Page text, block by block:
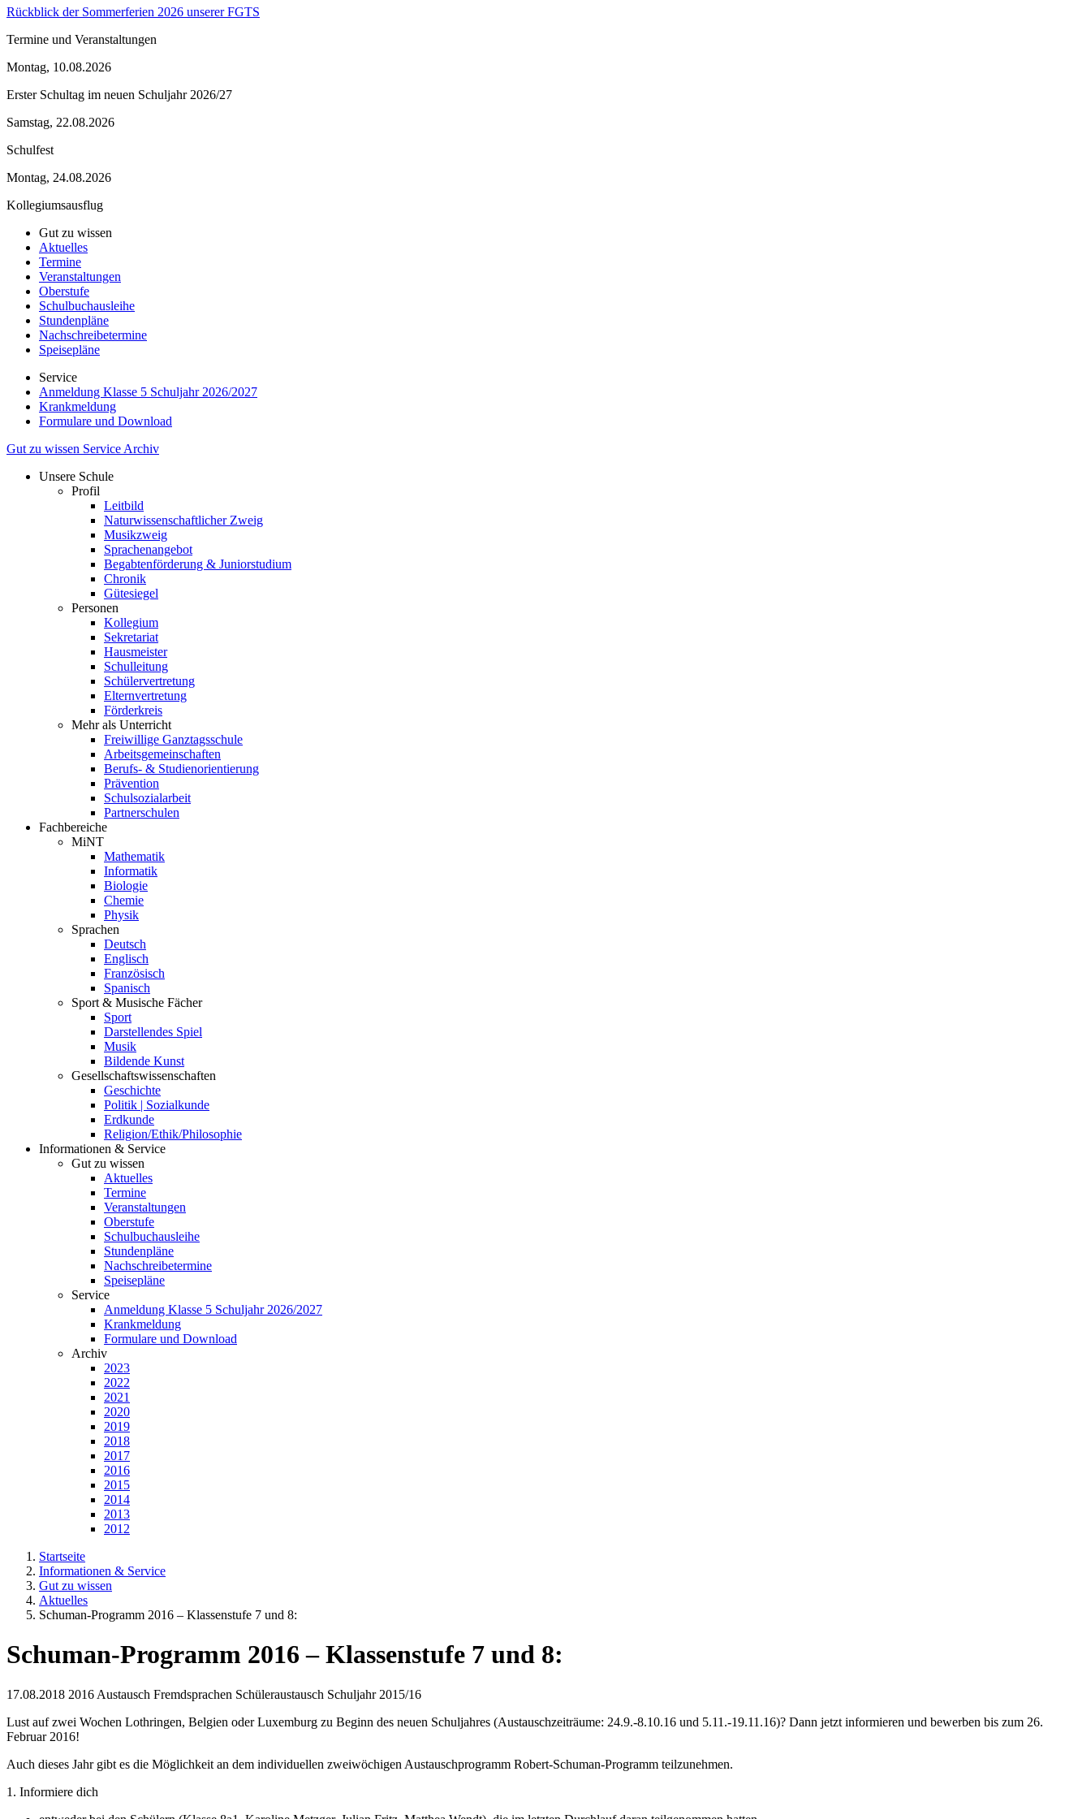
Rückblick der Sommerferien 2026 unserer FGTS
Termine und Veranstaltungen
Montag, 10.08.2026
Erster Schultag im neuen Schuljahr 2026/27
Samstag, 22.08.2026
Schulfest
Montag, 24.08.2026
Kollegiumsausflug
Gut zu wissen
Aktuelles
Termine
Veranstaltungen
Oberstufe
Schulbuchausleihe
Stundenpläne
Nachschreibetermine
Speisepläne
Service
Anmeldung Klasse 5 Schuljahr 2026/2027
Krankmeldung
Formulare und Download
Gut zu wissen Service Archiv
Unsere Schule
Profil
Leitbild
Naturwissenschaftlicher Zweig
Musikzweig
Sprachenangebot
Begabtenförderung & Juniorstudium
Chronik
Gütesiegel
Personen
Kollegium
Sekretariat
Hausmeister
Schulleitung
Schülervertretung
Elternvertretung
Förderkreis
Mehr als Unterricht
Freiwillige Ganztagsschule
Arbeitsgemeinschaften
Berufs- & Studienorientierung
Prävention
Schulsozialarbeit
Partnerschulen
Fachbereiche
MiNT
Mathematik
Informatik
Biologie
Chemie
Physik
Sprachen
Deutsch
Englisch
Französisch
Spanisch
Sport & Musische Fächer
Sport
Darstellendes Spiel
Musik
Bildende Kunst
Gesellschaftswissenschaften
Geschichte
Politik | Sozialkunde
Erdkunde
Religion/Ethik/Philosophie
Informationen & Service
Gut zu wissen
Aktuelles
Termine
Veranstaltungen
Oberstufe
Schulbuchausleihe
Stundenpläne
Nachschreibetermine
Speisepläne
Service
Anmeldung Klasse 5 Schuljahr 2026/2027
Krankmeldung
Formulare und Download
Archiv
2023
2022
2021
2020
2019
2018
2017
2016
2015
2014
2013
2012
Startseite
Informationen & Service
Gut zu wissen
Aktuelles
Schuman-Programm 2016 – Klassenstufe 7 und 8:
Schuman-Programm 2016 – Klassenstufe 7 und 8:
17.08.2018 2016 Austausch Fremdsprachen Schüleraustausch Schuljahr 2015/16
Lust auf zwei Wochen Lothringen, Belgien oder Luxemburg zu Beginn des neuen Schuljahres (Austauschzeiträume: 24.9.-8.10.16 und 5.11.-19.11.16)? Dann jetzt informieren und bewerben bis zum 26.
Februar 2016!
Auch dieses Jahr gibt es die Möglichkeit an dem individuellen zweiwöchigen Austauschprogramm Robert-Schuman-Programm teilzunehmen.
1. Informiere dich